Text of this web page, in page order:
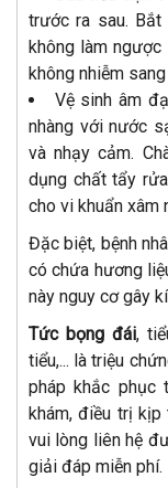
trước ra sau.
không làm
không nhiễm
Vệ sinh âm
nhàng với nước
và nhạy cảm.
dụng chất tẩy
cho vi khuẩn xâm
Đặc biệt, bệnh
có chứa hương
này nguy cơ gây
Tức bọng đái,
tiểu,... là triệu
pháp khắc phục
khám, điều trị
vui lòng liên hệ
giải đáp miễn phí.